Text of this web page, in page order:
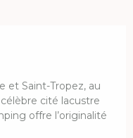
et Saint-Tropez, au
cité lacustre
offre l’originalité